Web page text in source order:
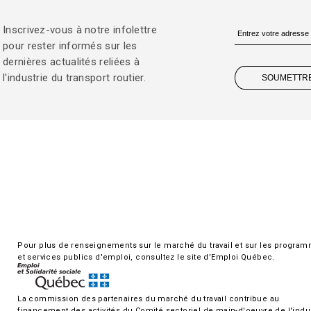
Inscrivez-vous à notre infolettre
pour rester informés sur les
dernières actualités reliées à
l'industrie du transport routier.
Pour plus de renseignements sur le marché du travail et sur les
et services publics d'emploi, consultez le site d'Emploi Québec.
La commission des partenaires du marché du travail contribue au